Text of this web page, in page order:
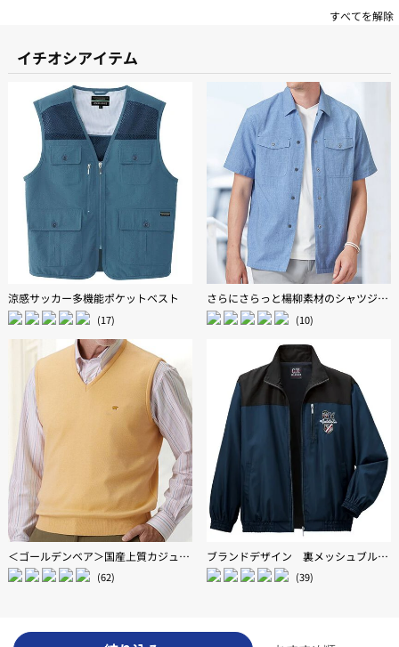
すべてを解除
イチオシアイテム
涼感サッカー多機能ポケットベスト
(17)
さらにさらっと楊柳素材のシャツジャケット
(10)
＜ゴールデンベア＞国産上質カジュアルニットベスト
(62)
ブランドデザイン 裏メッシュブルゾン
(39)